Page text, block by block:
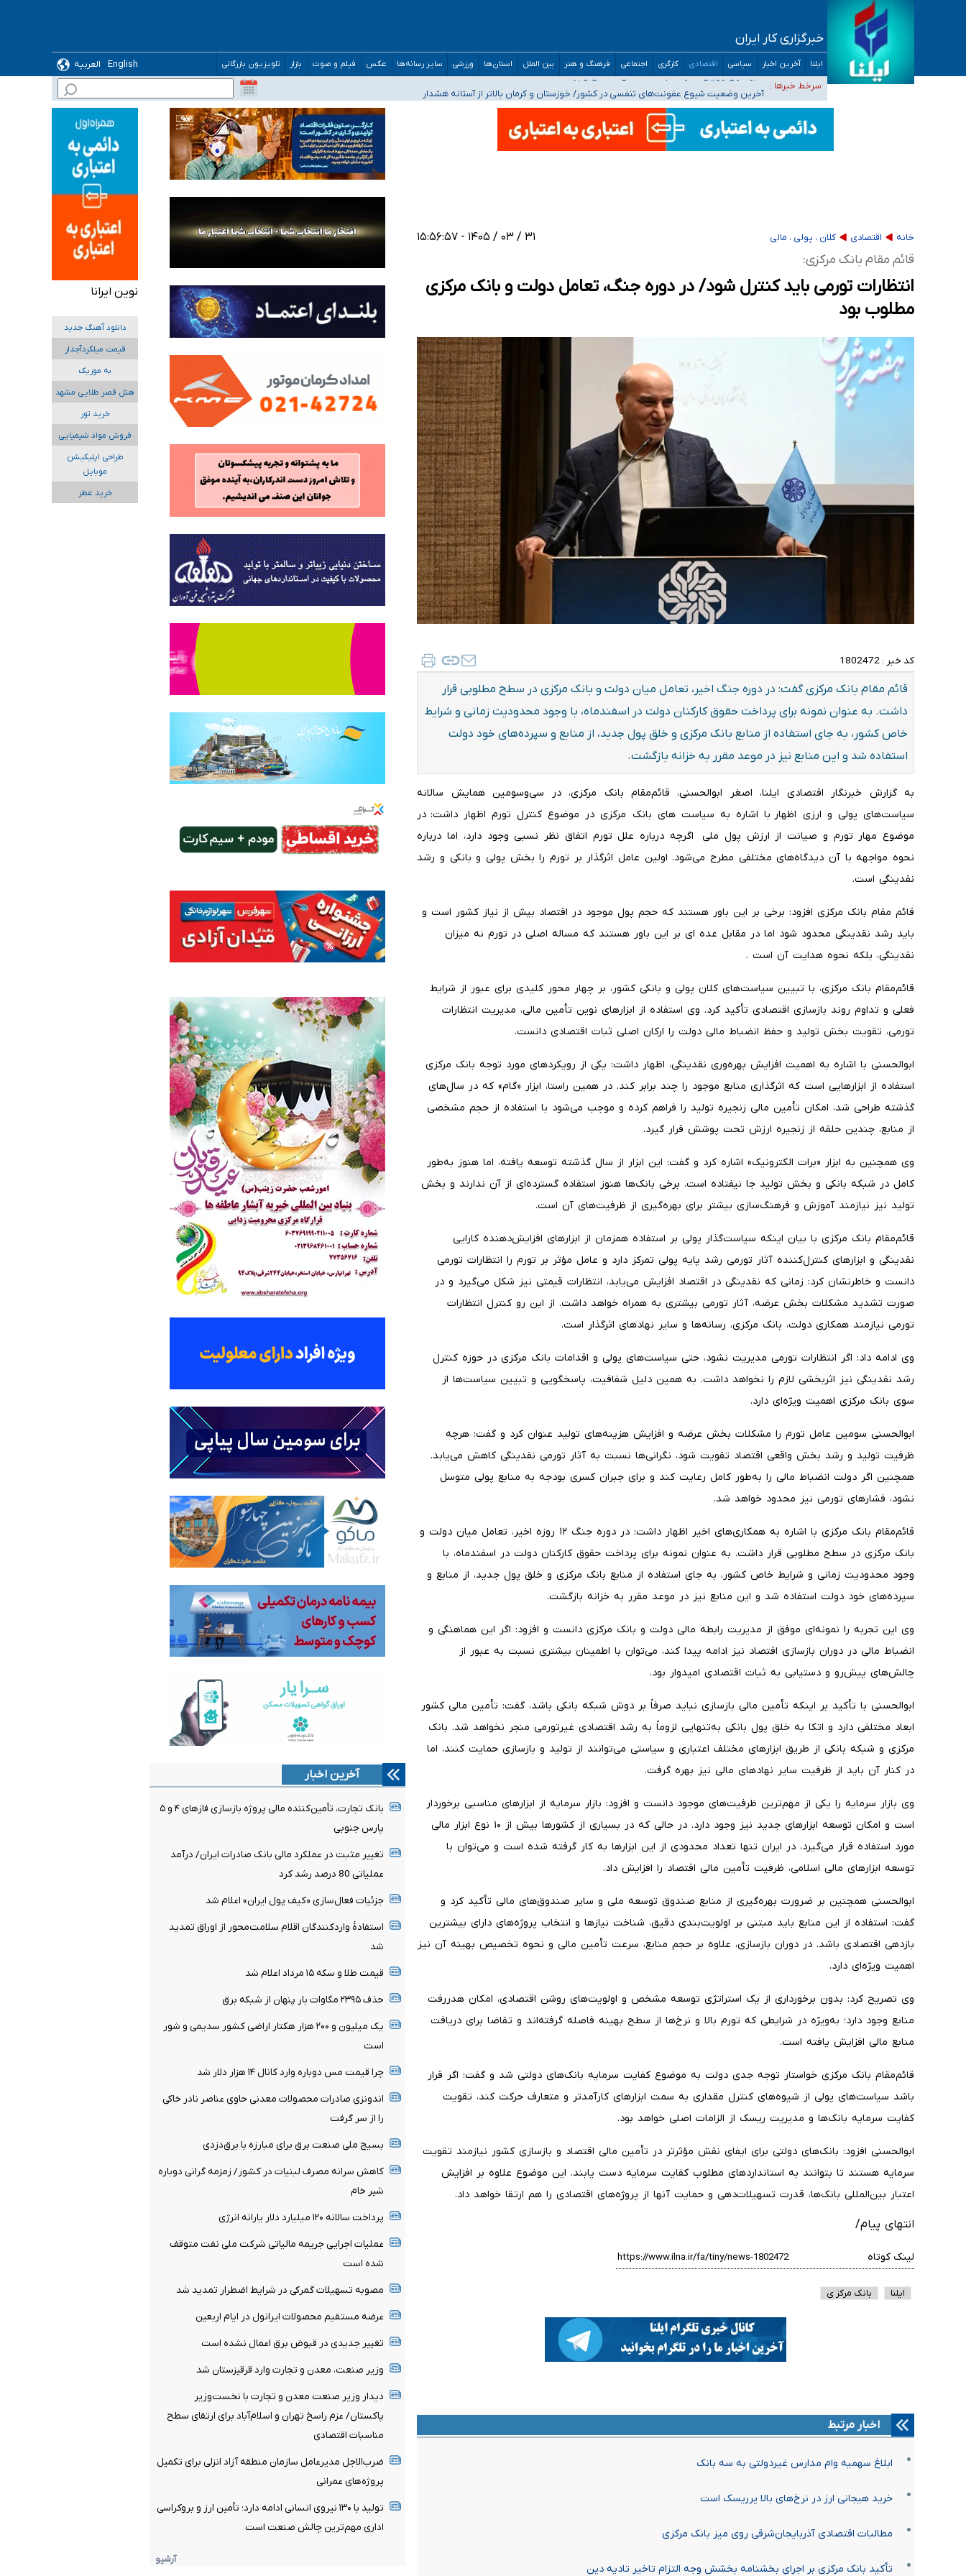
خبرگزاری کار ایران
ایلنا آخرین اخبار سیاسی اقتصادی کارگری اجتماعی فرهنگ و هنر بین الملل استان‌ها ورزشی سایر رسانه‌ها عکس فیلم و صوت بازار تلویزیون بازرگانی English
العربیه
سرخط خبرها :
تعویق آزمون ورودی دکترای تخصصی فرماندهی صحنه عملیات و دکترای تخصصی جغرافیای نظامی دافوس آجا
خبرنگاران راویان حقیقت با دغدغه نان، مسکن و بیمه
آخرین وضعیت شیوع عفونت‌های تنفسی در کشور/ خوزستان و کرمان بالاتر از آستانه هشدار
هیچ پرستاری بازداشت یا اخراج نشده است/ از رئیس جمهور خواستیم ورود کند
ثبت‌نام بخش عمده دانش‌آموزان مدارس ایرانی امارات در کشور/ درباره محصلان باقی‌مانده در دبی متناسب با شرایط جدید تصمیم‌گیری می‌شود
خانه اقتصادی کلان ، پولی ، مالی ۳۱ / ۰۳ / ۱۴۰۵ - ۱۵:۵۶:۵۷
قائم مقام بانک مرکزی:
انتظارات تورمی باید کنترل شود/ در دوره جنگ، تعامل دولت و بانک مرکزی
مطلوب بود
کد خبر : 1802472
قائم مقام بانک مرکزی گفت: در دوره جنگ اخیر، تعامل میان دولت و بانک مرکزی در سطح مطلوبی قرار
داشت. به عنوان نمونه برای پرداخت حقوق کارکنان دولت در اسفندماه، با وجود محدودیت زمانی و شرایط
خاص کشور، به جای استفاده از منابع بانک مرکزی و خلق پول جدید، از منابع و سپرده‌های خود دولت
استفاده شد و این منابع نیز در موعد مقرر به خزانه بازگشت.
به گزارش خبرنگار اقتصادی ایلنا، اصغر ابوالحسنی، قائم‌مقام بانک مرکزی، در سی‌وسومین همایش سالانه
سیاست‌های پولی و ارزی اظهار با اشاره به سیاست های بانک مرکزی در موضوع کنترل تورم اظهار داشت: در
موضوع مهار تورم و صیانت از ارزش پول ملی اگرچه درباره علل تورم اتفاق نظر نسبی وجود دارد، اما درباره
نحوه مواجهه با آن دیدگاه‌های مختلفی مطرح می‌شود. اولین عامل اثرگذار بر تورم را بخش پولی و بانکی و رشد
نقدینگی است.
قائم مقام بانک مرکزی افزود: برخی بر این باور هستند که حجم پول موجود در اقتصاد بیش از نیاز کشور است و
باید رشد نقدینگی محدود شود اما در مقابل عده ای بر این باور هستند که مساله اصلی در تورم نه میزان
نقدینگی، بلکه نحوه هدایت آن است .
قائم‌مقام بانک مرکزی، با تبیین سیاست‌های کلان پولی و بانکی کشور، بر چهار محور کلیدی برای عبور از شرایط
فعلی و تداوم روند بازسازی اقتصادی تأکید کرد. وی استفاده از ابزارهای نوین تأمین مالی، مدیریت انتظارات
تورمی، تقویت بخش تولید و حفظ انضباط مالی دولت را ارکان اصلی ثبات اقتصادی دانست.
ابوالحسنی با اشاره به اهمیت افزایش بهره‌وری نقدینگی، اظهار داشت: یکی از رویکردهای مورد توجه بانک مرکزی
استفاده از ابزارهایی است که اثرگذاری منابع موجود را چند برابر کند. در همین راستا، ابزار «گام» که در سال‌های
گذشته طراحی شد، امکان تأمین مالی زنجیره تولید را فراهم کرده و موجب می‌شود با استفاده از حجم مشخصی
از منابع، چندین حلقه از زنجیره ارزش تحت پوشش قرار گیرد.
وی همچنین به ابزار «برات الکترونیک» اشاره کرد و گفت: این ابزار از سال گذشته توسعه یافته، اما هنوز به‌طور
کامل در شبکه بانکی و بخش تولید جا نیفتاده است. برخی بانک‌ها هنوز استفاده گسترده‌ای از آن ندارند و بخش
تولید نیز نیازمند آموزش و فرهنگ‌سازی بیشتر برای بهره‌گیری از ظرفیت‌های آن است.
قائم‌مقام بانک مرکزی با بیان اینکه سیاست‌گذار پولی بر استفاده همزمان از ابزارهای افزایش‌دهنده کارایی
نقدینگی و ابزارهای کنترل‌کننده آثار تورمی رشد پایه پولی تمرکز دارد و عامل مؤثر بر تورم را انتظارات تورمی
دانست و خاطرنشان کرد: زمانی که نقدینگی در اقتصاد افزایش می‌یابد، انتظارات قیمتی نیز شکل می‌گیرد و در
صورت تشدید مشکلات بخش عرضه، آثار تورمی بیشتری به همراه خواهد داشت. از این رو کنترل انتظارات
تورمی نیازمند همکاری دولت، بانک مرکزی، رسانه‌ها و سایر نهادهای اثرگذار است.
وی ادامه داد: اگر انتظارات تورمی مدیریت نشود، حتی سیاست‌های پولی و اقدامات بانک مرکزی در حوزه کنترل
رشد نقدینگی نیز اثربخشی لازم را نخواهد داشت. به همین دلیل شفافیت، پاسخگویی و تبیین سیاست‌ها از
سوی بانک مرکزی اهمیت ویژه‌ای دارد.
ابوالحسنی سومین عامل تورم را مشکلات بخش عرضه و افزایش هزینه‌های تولید عنوان کرد و گفت: هرچه
ظرفیت تولید و رشد بخش واقعی اقتصاد تقویت شود، نگرانی‌ها نسبت به آثار تورمی نقدینگی کاهش می‌یابد.
همچنین اگر دولت انضباط مالی را به‌طور کامل رعایت کند و برای جبران کسری بودجه به منابع پولی متوسل
نشود، فشارهای تورمی نیز محدود خواهد شد.
قائم‌مقام بانک مرکزی با اشاره به همکاری‌های اخیر اظهار داشت: در دوره جنگ ۱۲ روزه اخیر، تعامل میان دولت و
بانک مرکزی در سطح مطلوبی قرار داشت. به عنوان نمونه برای پرداخت حقوق کارکنان دولت در اسفندماه، با
وجود محدودیت زمانی و شرایط خاص کشور، به جای استفاده از منابع بانک مرکزی و خلق پول جدید، از منابع و
سپرده‌های خود دولت استفاده شد و این منابع نیز در موعد مقرر به خزانه بازگشت.
وی این تجربه را نمونه‌ای موفق از مدیریت رابطه مالی دولت و بانک مرکزی دانست و افزود: اگر این هماهنگی و
انضباط مالی در دوران بازسازی اقتصاد نیز ادامه پیدا کند، می‌توان با اطمینان بیشتری نسبت به عبور از
چالش‌های پیش‌رو و دستیابی به ثبات اقتصادی امیدوار بود.
ابوالحسنی با تأکید بر اینکه تأمین مالی بازسازی نباید صرفاً بر دوش شبکه بانکی باشد، گفت: تأمین مالی کشور
ابعاد مختلفی دارد و اتکا به خلق پول بانکی به‌تنهایی لزوماً به رشد اقتصادی غیرتورمی منجر نخواهد شد. بانک
مرکزی و شبکه بانکی از طریق ابزارهای مختلف اعتباری و سیاستی می‌توانند از تولید و بازسازی حمایت کنند، اما
در کنار آن باید از ظرفیت سایر نهادهای مالی نیز بهره گرفت.
وی بازار سرمایه را یکی از مهم‌ترین ظرفیت‌های موجود دانست و افزود: بازار سرمایه از ابزارهای مناسبی برخوردار
است و امکان توسعه ابزارهای جدید نیز وجود دارد. در حالی که در بسیاری از کشورها بیش از ۱۰ نوع ابزار مالی
مورد استفاده قرار می‌گیرد، در ایران تنها تعداد محدودی از این ابزارها به کار گرفته شده است و می‌توان با
توسعه ابزارهای مالی اسلامی، ظرفیت تأمین مالی اقتصاد را افزایش داد.
ابوالحسنی همچنین بر ضرورت بهره‌گیری از منابع صندوق توسعه ملی و سایر صندوق‌های مالی تأکید کرد و
گفت: استفاده از این منابع باید مبتنی بر اولویت‌بندی دقیق، شناخت نیازها و انتخاب پروژه‌های دارای بیشترین
بازدهی اقتصادی باشد. در دوران بازسازی، علاوه بر حجم منابع، سرعت تأمین مالی و نحوه تخصیص بهینه آن نیز
اهمیت ویژه‌ای دارد.
وی تصریح کرد: بدون برخورداری از یک استراتژی توسعه مشخص و اولویت‌های روشن اقتصادی، امکان هدررفت
منابع وجود دارد؛ به‌ویژه در شرایطی که تورم بالا و نرخ‌ها از سطح بهینه فاصله گرفته‌اند و تقاضا برای دریافت
منابع مالی افزایش یافته است.
قائم‌مقام بانک مرکزی خواستار توجه جدی دولت به موضوع کفایت سرمایه بانک‌های دولتی شد و گفت: اگر قرار
باشد سیاست‌های پولی از شیوه‌های کنترل مقداری به سمت ابزارهای کارآمدتر و متعارف حرکت کند، تقویت
کفایت سرمایه بانک‌ها و مدیریت ریسک از الزامات اصلی خواهد بود.
ابوالحسنی افزود: بانک‌های دولتی برای ایفای نقش مؤثرتر در تأمین مالی اقتصاد و بازسازی کشور نیازمند تقویت
سرمایه هستند تا بتوانند به استانداردهای مطلوب کفایت سرمایه دست یابند. این موضوع علاوه بر افزایش
اعتبار بین‌المللی بانک‌ها، قدرت تسهیلات‌دهی و حمایت آنها از پروژه‌های اقتصادی را هم ارتقا خواهد داد.
انتهای پیام/
لینک کوتاه
ایلنا بانک مرکز ی
اخبار مرتبط
ابلاغ سهمیه وام مدارس غیردولتی به سه بانک
خرید هیجانی ارز در نرخ‌های بالا پرریسک است
مطالبات اقتصادی آذربایجان‌شرقی روی میز بانک مرکزی
تأکید بانک مرکزی بر اجرای بخشنامه بخشش وجه التزام تاخیر تادیه دین
آخرین اخبار
بانک تجارت، تأمین‌کننده مالی پروژه بازسازی فازهای ۴ و ۵
پارس جنوبی
تغییر مثبت در عملکرد مالی بانک صادرات ایران/ درآمد
عملیاتی 80 درصد رشد کرد
جزئیات فعال‌سازی «کیف پول ایران» اعلام شد
استفادۀ واردکنندگان اقلام سلامت‌محور از اوراق تمدید
شد
قیمت طلا و سکه ۱۵ مرداد اعلام شد
حذف ۲۳۹۵ مگاوات بار پنهان از شبکه برق
یک میلیون و ۲۰۰ هزار هکتار اراضی کشور سدیمی و شور
است
چرا قیمت مس دوباره وارد کانال ۱۴ هزار دلار شد
اندونزی صادرات محصولات معدنی حاوی عناصر نادر خاکی
را از سر گرفت
بسیج ملی صنعت برق برای مبارزه با برق‌دزدی
کاهش سرانه مصرف لبنیات در کشور/ زمزمه گرانی دوباره
شیر خام
پرداخت سالانه ۱۲۰ میلیارد دلار یارانه انرژی
عملیات اجرایی جریمه مالیاتی شرکت ملی نفت متوقف
شده است
مصوبه تسهیلات گمرکی در شرایط اضطرار تمدید شد
عرضه مستقیم محصولات ایرانول در ایام اربعین
تغییر جدیدی در قبوض برق اعمال نشده است
وزیر صنعت، معدن و تجارت وارد قرقیزستان شد
دیدار وزیر صنعت معدن و تجارت با نخست‌وزیر
پاکستان/ عزم راسخ تهران و اسلام‌آباد برای ارتقای سطح
مناسبات اقتصادی
ضرب‌الاجل مدیرعامل سازمان منطقه آزاد انزلی برای تکمیل
پروژه‌های عمرانی
تولید با ۱۳۰ نیروی انسانی ادامه دارد؛ تأمین ارز و بروکراسی
اداری مهم‌ترین چالش صنعت است
آرشیو
نوین ایرانا
دانلود آهنگ جدید
قیمت میلگردآجدار
به موزیک
هتل قصر طلایی مشهد
خرید تور
فروش مواد شیمیایی
طراحی اپلیکیشن
موبایل
خرید عطر